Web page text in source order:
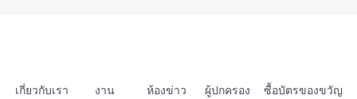
เกี่ยวกับเรา งาน ห้องข่าว ผู้ปกครอง
ซื้อบัตรของขวัญ